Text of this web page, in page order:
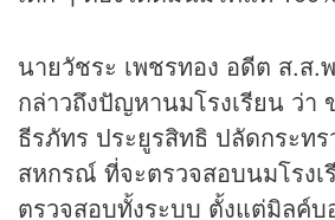
นายวัชระ เพชรทอง อดีต ส.ส.
กล่าวถึงปัญหานมโรงเรียน ว่
ธีรภัทร ประยูรสิทธิ ปลัดกระทร
สหกรณ์ ที่จะตรวจสอบนมโรง
ตรวจสอบทั้งระบบ ตั้งแต่มิลค์บ